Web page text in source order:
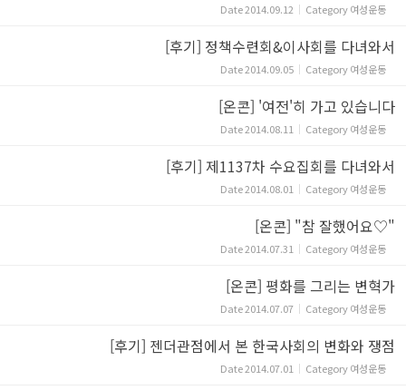
Date2014.09.12 Category여성운동
[후기] 정책수련회&이사회를 다녀와서
Date2014.09.05 Category여성운동
[온콘] '여전'히 가고 있습니다
Date2014.08.11 Category여성운동
[후기] 제1137차 수요집회를 다녀와서
Date2014.08.01 Category여성운동
[온콘] "참 잘했어요♡"
Date2014.07.31 Category여성운동
[온콘] 평화를 그리는 변혁가
Date2014.07.07 Category여성운동
[후기] 젠더관점에서 본 한국사회의 변화와 쟁점
Date2014.07.01 Category여성운동